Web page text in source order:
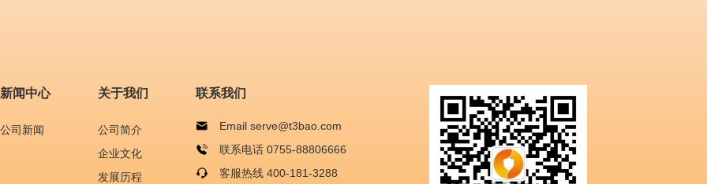
新闻中心
公司新闻
关于我们
公司简介
企业文化
发展历程
联系我们
Email serve@t3bao.com
联系电话 0755-88806666
客服热线 400-181-3288